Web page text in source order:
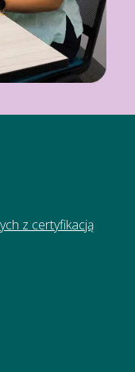
z certyfikacją